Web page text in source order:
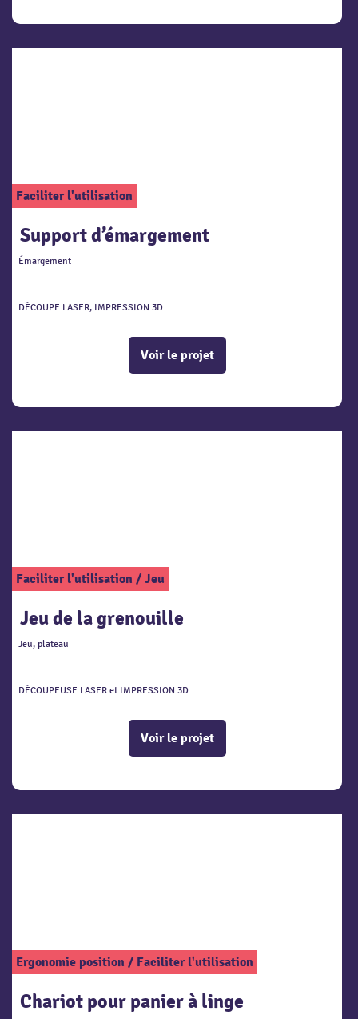
Faciliter l'utilisation
Support d’émargement
Émargement
DÉCOUPE LASER, IMPRESSION 3D
Voir le projet
Faciliter l'utilisation / Jeu
Jeu de la grenouille
Jeu, plateau
DÉCOUPEUSE LASER et IMPRESSION 3D
Voir le projet
Ergonomie position / Faciliter l'utilisation
Chariot pour panier à linge